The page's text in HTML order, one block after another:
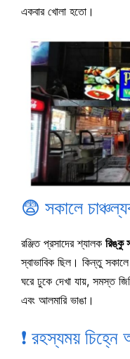
একবার খোলা হতো।
😨 সকালে
রঞ্জিত প্রসাদের শ্যালক রিঙ্কু
স্বাভাবিক ছিল। কিন্তু
ঘরে ঢুকে দেখা যায়, সমস্ত
এবং আলমারি ভাঙা।
❗ রহস্যময়